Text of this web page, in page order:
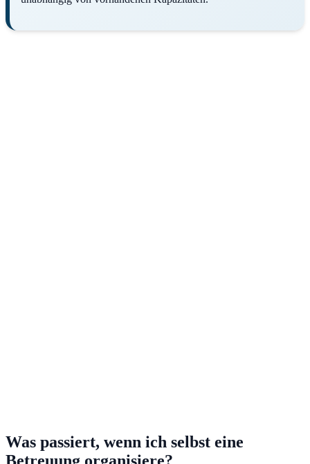
Was passiert, wenn ich selbst eine
Betreuung organisiere?